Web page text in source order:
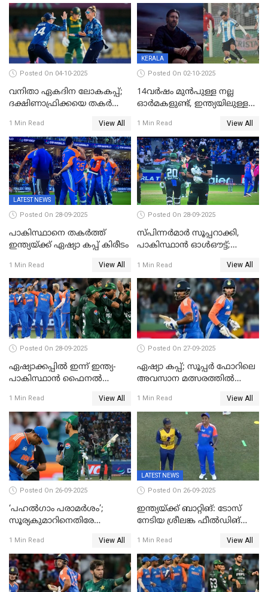
Posted On 04-10-2025
വനിതാ ഏകദിന ലോകകപ്പ്;
ദക്ഷിണാഫ്രിക്കയെ തകർത്ത്
1 Min Read View All
KERALA
Posted On 02-10-2025
14വർഷം മുൻപുള്ള നല്ല
ഓർമകളുണ്ട്, ഇന്ത്യയിലുള്ള
കാത്തിരിക്കുന്നു; വരവ്
സ്ഥിരീകരിച്ച് മെസി
1 Min Read View All
LATEST NEWS
Posted On 28-09-2025
പാകിസ്ഥാനെ തകർത്ത്
ഇന്ത്യയ്ക്ക് ഏഷ്യാ കപ്പ് കിരീടം
1 Min Read View All
Posted On 28-09-2025
സ്പിന്നർമാർ സൂപ്പറാക്കി,
പാകിസ്ഥാൻ ഓൾഔട്ട്;
വിജയലക്ഷ്യം, കുൽദീപിന് 4
വിക്കറ്റ്
1 Min Read View All
Posted On 28-09-2025
ഏഷ്യാക്കപ്പില്‍ ഇന്ന് ഇന്ത്യ-
പാകിസ്ഥാന്‍ ഫൈനല്‍
1 Min Read View All
Posted On 27-09-2025
ഏഷ്യാ കപ്പ്; സൂപ്പർ ഫോറിലെ
അവസാന മത്സരത്തിൽ
1 Min Read View All
Posted On 26-09-2025
‘പഹൽഗാം പരാമർശം’;
സൂര്യകുമാറിനെതിരേ
ഹാരിസ് റൗഫിനും പിഴ ശിക്ഷ
1 Min Read View All
LATEST NEWS
Posted On 26-09-2025
ഇന്ത്യയ്ക്ക് ബാറ്റിങ്: ടോസ്
നേടിയ ശ്രീലങ്ക ഫീൽഡിങ്
1 Min Read View All